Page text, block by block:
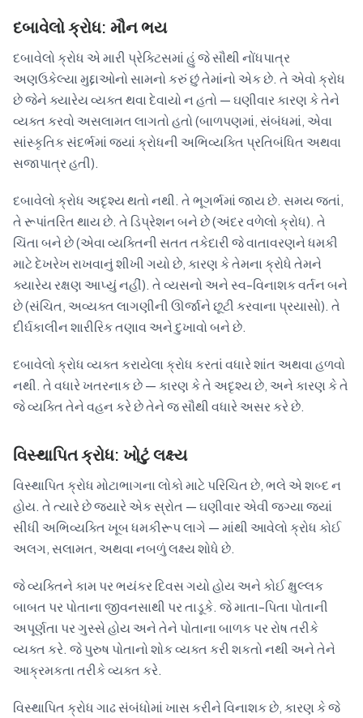
દબાવેલો ક્રોધ: મૌન ભય
દબાવેલો ક્રોધ એ મારી પ્રેક્ટિસમાં હું જે સૌથી નોંધપાત્ર
અણઉકેલ્યા મુદ્દાઓનો સામનો કરું છું તેમાંનો એક છે. તે એવો ક્રોધ
છે જેને ક્યારેય વ્યક્ત થવા દેવાયો ન હતો — ઘણીવાર કારણ કે તેને
વ્યક્ત કરવો અસલામત લાગતો હતો (બાળપણમાં, સંબંધમાં, એવા
સાંસ્કૃતિક સંદર્ભમાં જ્યાં ક્રોધની અભિવ્યક્તિ પ્રતિબંધિત અથવા
સજાપાત્ર હતી).
દબાવેલો ક્રોધ અદૃશ્ય થતો નથી. તે ભૂગર્ભમાં જાય છે. સમય જતાં,
તે રૂપાંતરિત થાય છે. તે ડિપ્રેશન બને છે (અંદર વળેલો ક્રોધ). તે
ચિંતા બને છે (એવા વ્યક્તિની સતત તકેદારી જે વાતાવરણને ધમકી
માટે દેખરેખ રાખવાનું શીખી ગયો છે, કારણ કે તેમના ક્રોધે તેમને
ક્યારેય રક્ષણ આપ્યું નહીં). તે વ્યસનો અને સ્વ-વિનાશક વર્તન બને
છે (સંચિત, અવ્યક્ત લાગણીની ઊર્જાને છૂટી કરવાના પ્રયાસો). તે
દીર્ઘકાલીન શારીરિક તણાવ અને દુખાવો બને છે.
દબાવેલો ક્રોધ વ્યક્ત કરાયેલા ક્રોધ કરતાં વધારે શાંત અથવા હળવો
નથી. તે વધારે ખતરનાક છે — કારણ કે તે અદૃશ્ય છે, અને કારણ કે તે
જે વ્યક્તિ તેને વહન કરે છે તેને જ સૌથી વધારે અસર કરે છે.
વિસ્થાપિત ક્રોધ: ખોટું લક્ષ્ય
વિસ્થાપિત ક્રોધ મોટાભાગના લોકો માટે પરિચિત છે, ભલે એ શબ્દ ન
હોય. તે ત્યારે છે જ્યારે એક સ્રોત — ઘણીવાર એવી જગ્યા જ્યાં
સીધી અભિવ્યક્તિ ખૂબ ધમકીરૂપ લાગે — માંથી આવેલો ક્રોધ કોઈ
અલગ, સલામત, અથવા નબળું લક્ષ્ય શોધે છે.
જે વ્યક્તિને કામ પર ભયંકર દિવસ ગયો હોય અને કોઈ ક્ષુલ્લક
બાબત પર પોતાના જીવનસાથી પર તાડૂકે. જે માતા-પિતા પોતાની
અપૂર્ણતા પર ગુસ્સે હોય અને તેને પોતાના બાળક પર રોષ તરીકે
વ્યક્ત કરે. જે પુરુષ પોતાનો શોક વ્યક્ત કરી શકતો નથી અને તેને
આક્રમકતા તરીકે વ્યક્ત કરે.
વિસ્થાપિત ક્રોધ ગાઢ સંબંધોમાં ખાસ કરીને વિનાશક છે, કારણ કે જે